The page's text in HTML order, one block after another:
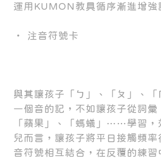
運用KUMON教具循序漸進增強
‧ 注音符號卡
與其讓孩子「ㄅ」、「ㄆ」、
一個音的記，不如讓孩子從詞彙
「蘋果」、「螞蟻」……學習，
兒而言，讓孩子將平日接觸頻
音符號相互結合，在反覆的練